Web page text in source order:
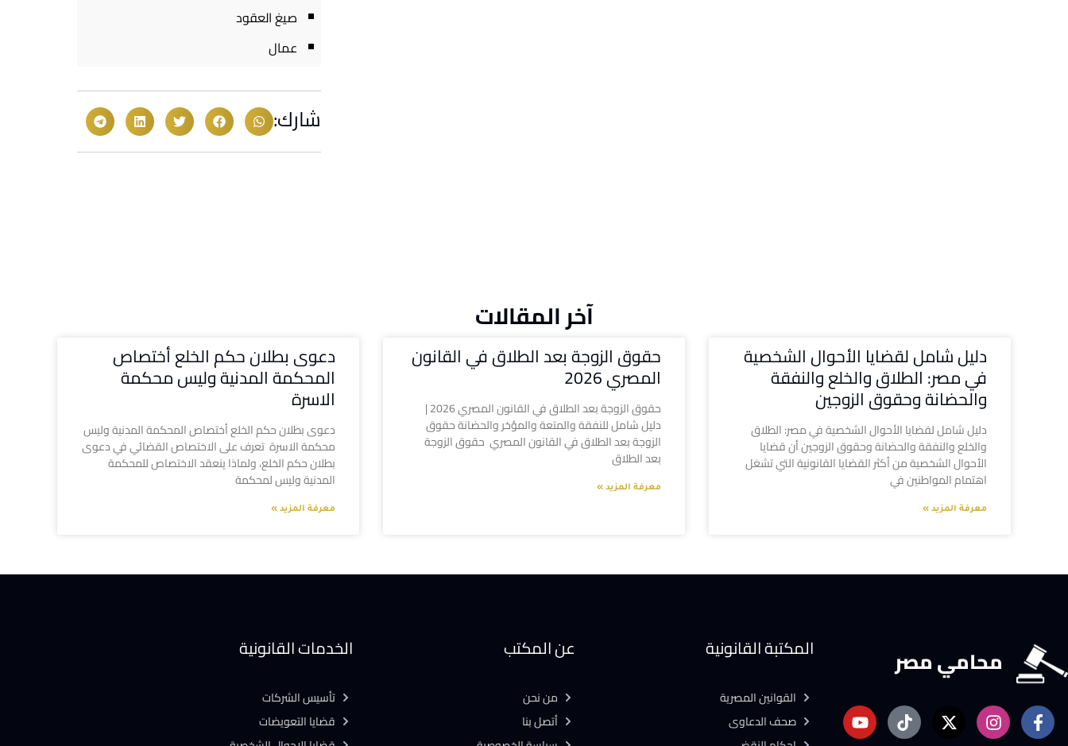
صيغ العقود
عمال
شارك:
آخر المقالات
دليل شامل لقضايا الأحوال الشخصية
في مصر: الطلاق والخلع والنفقة
والحضانة وحقوق الزوجين
دليل شامل لقضايا الأحوال الشخصية في مصر: الطلاق
والخلع والنفقة والحضانة وحقوق الزوجين أن قضايا
الأحوال الشخصية من أكثر القضايا القانونية التي تشغل
اهتمام المواطنين في
معرفة المزيد »
حقوق الزوجة بعد الطلاق في القانون
المصري 2026
حقوق الزوجة بعد الطلاق في القانون المصري 2026 |
دليل شامل للنفقة والمتعة والمؤخر والحضانة حقوق
الزوجة بعد الطلاق في القانون المصري حقوق الزوجة
بعد الطلاق
معرفة المزيد »
دعوى بطلان حكم الخلع أختصاص
المحكمة المدنية وليس محكمة
الاسرة
دعوى بطلان حكم الخلع أختصاص المحكمة المدنية وليس
محكمة الاسرة تعرف على الاختصاص القضائي في دعوى
بطلان حكم الخلع، ولماذا ينعقد الاختصاص للمحكمة
المدنية وليس لمحكمة
معرفة المزيد »
محامي مصر المكتبة القانونية
القوانين المصرية
صحف الدعاوى
عن المكتب
من نحن
أتصل بنا
الخدمات القانونية
تأسيس الشركات
قضايا التعويضات